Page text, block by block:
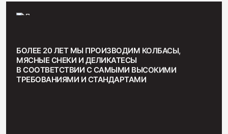
БОЛЕЕ 20 ЛЕТ МЫ ПРОИЗВОДИМ КОЛБАСЫ,
МЯСНЫЕ СНЕКИ И ДЕЛИКАТЕСЫ
В СООТВЕТСТВИИ С САМЫМИ ВЫСОКИМИ
ТРЕБОВАНИЯМИ И СТАНДАРТАМИ